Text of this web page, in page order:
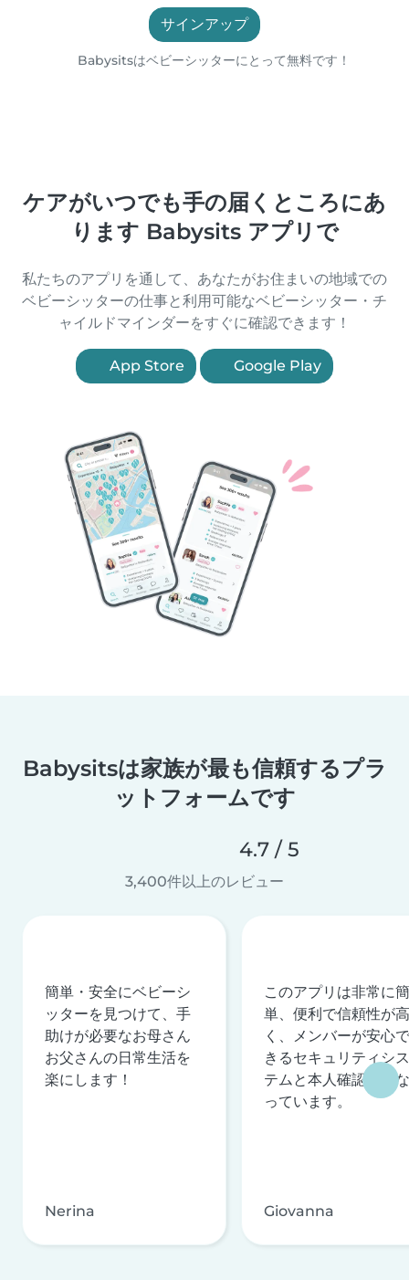
サインアップ
Babysitsはベビーシッターにとって無料です！
ケアがいつでも手の届くところにあ
ります Babysits アプリで
私たちのアプリを通して、あなたがお住まいの地域での
ベビーシッターの仕事と利用可能なベビーシッター・チ
ャイルドマインダーをすぐに確認できます！
App Store Google Play
Babysitsは家族が最も信頼するプラ
ットフォームです
4.7 / 5
3,400件以上のレビュー
簡単・安全にベビーシ
ッターを見つけて、手
助けが必要なお母さん
お父さんの日常生活を
楽にします！
Nerina
このアプリは非常に簡
単、便利で信頼性が高
く、メンバーが安心で
きるセキュリティシス
テムと本人確認を行な
っています。
Giovanna